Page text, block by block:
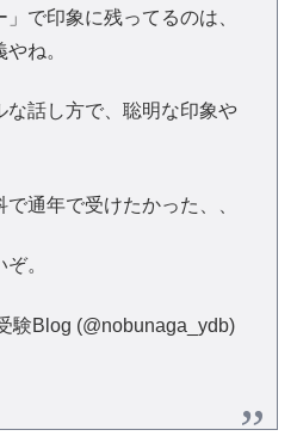
」で印象に残ってるのは、
ね。
な話し方で、聡明な印象や
通年で受けたかった、、
。
験Blog (@nobunaga_ydb)